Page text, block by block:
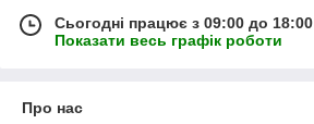
Сьогодні працює з 09:00 до 18:00
Показати весь графік роботи
Про нас